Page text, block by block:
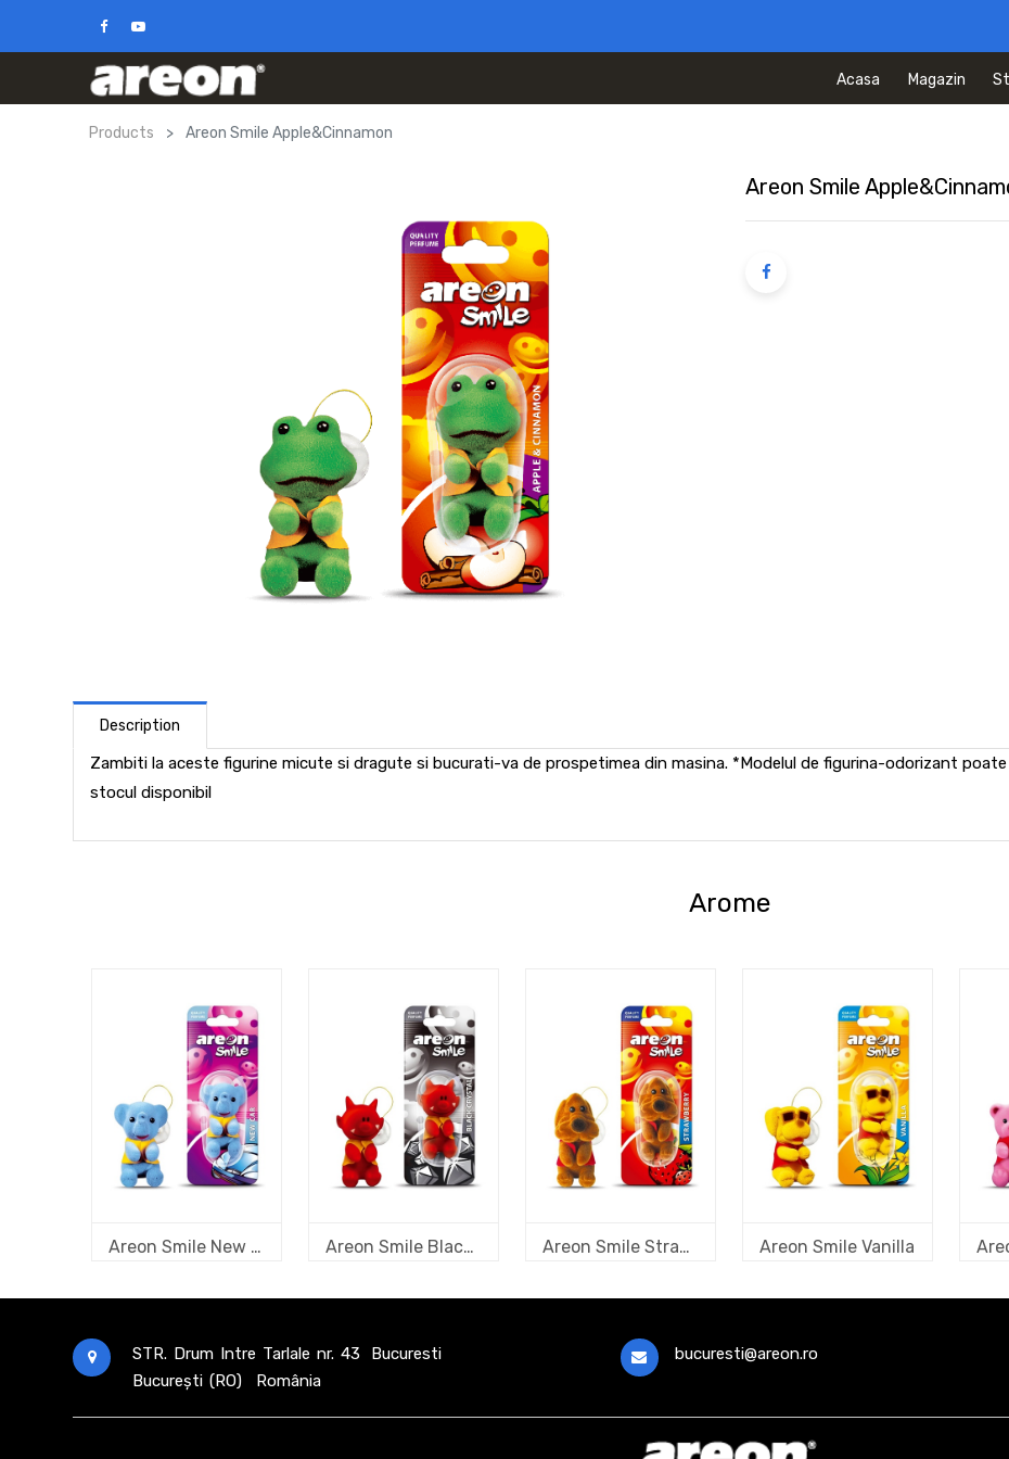
Acasa Magazin
Products Areon Smile Apple&Cinnamon
Areon Smile
Description
Zambiti la aceste figurine micute si dragute si bucurati-va de prospetimea din masina. *Modelul de figurina-odorizant
stocul disponibil
Arome
Areon Smile New Car Areon Smile Black Crystal Areon Smile Strawberry Areon Smile Vanilla
STR. Drum Intre Tarlale nr. 43
Bucuresti
București (RO)
România
bucuresti@areon.ro